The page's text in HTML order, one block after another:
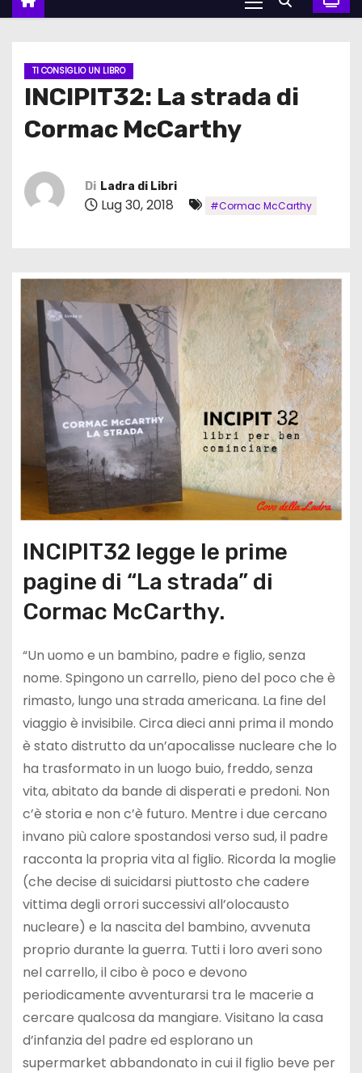
TI CONSIGLIO UN LIBRO
INCIPIT32: La strada di
Cormac McCarthy
Di Ladra di Libri
Lug 30, 2018 #Cormac McCarthy
INCIPIT32 legge le prime
pagine di “La strada” di
Cormac McCarthy.
“Un uomo e un bambino, padre e figlio, senza
nome. Spingono un carrello, pieno del poco che è
rimasto, lungo una strada americana. La fine del
viaggio è invisibile. Circa dieci anni prima il mondo
è stato distrutto da un’apocalisse nucleare che lo
ha trasformato in un luogo buio, freddo, senza
vita, abitato da bande di disperati e predoni. Non
c’è storia e non c’è futuro. Mentre i due cercano
invano più calore spostandosi verso sud, il padre
racconta la propria vita al figlio. Ricorda la moglie
(che decise di suicidarsi piuttosto che cadere
vittima degli orrori successivi all’olocausto
nucleare) e la nascita del bambino, avvenuta
proprio durante la guerra. Tutti i loro averi sono
nel carrello, il cibo è poco e devono
periodicamente avventurarsi tra le macerie a
cercare qualcosa da mangiare. Visitano la casa
d’infanzia del padre ed esplorano un
supermarket abbandonato in cui il figlio beve per